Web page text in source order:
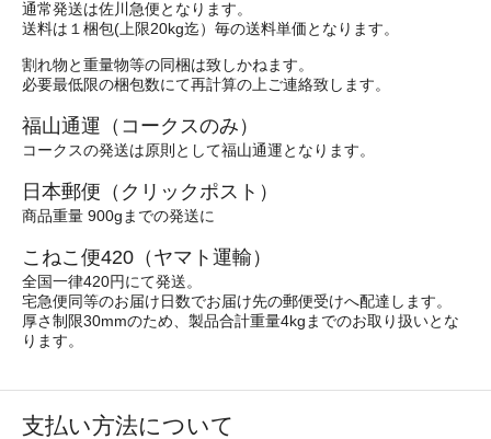
通常発送は佐川急便となります。
送料は１梱包(上限20kg迄）毎の送料単価となります。
割れ物と重量物等の同梱は致しかねます。
必要最低限の梱包数にて再計算の上ご連絡致します。
福山通運（コークスのみ）
コークスの発送は原則として福山通運となります。
日本郵便（クリックポスト）
商品重量 900gまでの発送に
こねこ便420（ヤマト運輸）
全国一律420円にて発送。
宅急便同等のお届け日数でお届け先の郵便受けへ配達します。
厚さ制限30mmのため、製品合計重量4kgまでのお取り扱いとな
ります。
支払い方法について